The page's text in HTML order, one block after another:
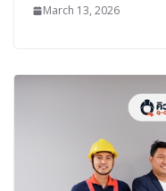
March 13, 2026